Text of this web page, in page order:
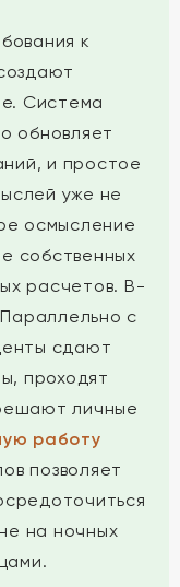
к
Система
обновляет
и простое
уже не
осмысление
собственных
расчетов. В-
с
сдают
проходят
личные
работу
позволяет
на ночных